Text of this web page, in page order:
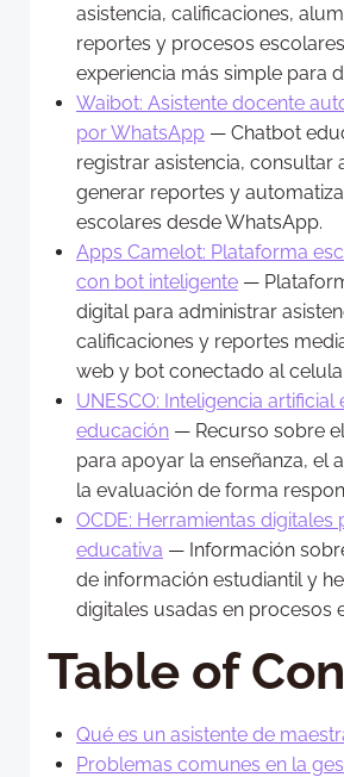
asistencia, calificaciones,
reportes y procesos
experiencia más simple para
Waibot: Asistente docente
por WhatsApp — Chatbot
registrar asistencia, consultar
generar reportes y
escolares desde WhatsApp.
Apps Camelot: Plataforma
con bot inteligente —
digital para administrar
calificaciones y reportes
web y bot conectado al
UNESCO: Inteligencia artificial
educación — Recurso sobre
para apoyar la enseñanza, el
la evaluación de forma
OCDE: Herramientas digitales
educativa — Información
de información estudiantil y
digitales usadas en procesos
Table of
Qué es un asistente de
Problemas comunes en la